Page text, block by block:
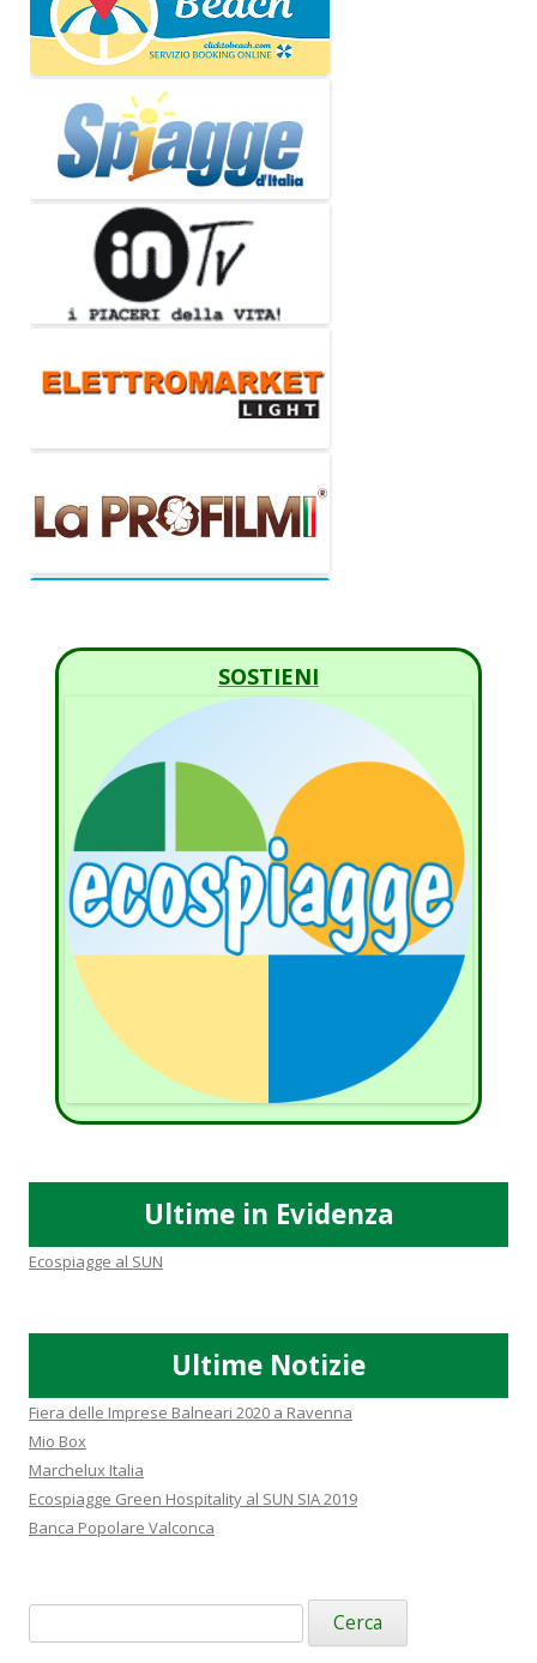
SOSTIENI
Ultime in Evidenza
Ecospiagge al SUN
Ultime Notizie
Fiera delle Imprese Balneari 2020 a Ravenna
Mio Box
Marchelux Italia
Ecospiagge Green Hospitality al SUN SIA 2019
Banca Popolare Valconca
Ricerca
per: